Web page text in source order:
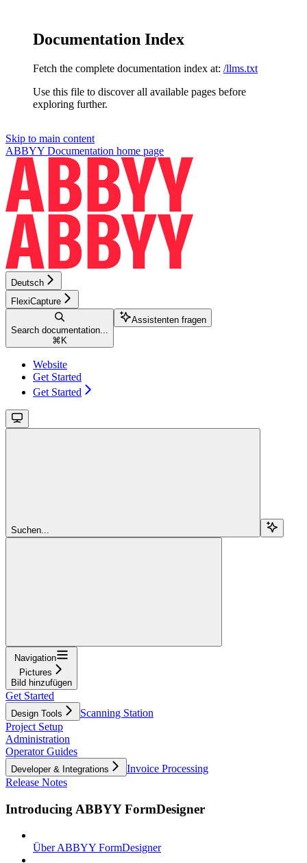
Documentation Index
Fetch the complete documentation index at: /llms.txt
Use this file to discover all available pages before
exploring further.
Skip to main content
ABBYY Documentation home page
Deutsch
FlexiCapture
Search documentation...
⌘ K
Assistenten fragen
Website
Get Started
Get Started
Suchen...
Navigation
Pictures
Bild hinzufügen
Get Started
Design Tools
Scanning Station
Project Setup
Administration
Operator Guides
Developer & Integrations
Invoice Processing
Release Notes
Introducing ABBYY FormDesigner
Über ABBYY FormDesigner